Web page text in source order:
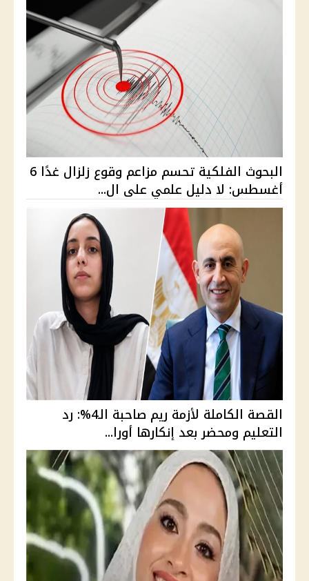
البحوث الفلكية تحسم مزاعم وقوع زلزال غدًا 6
أغسطس: لا دليل علمي على ال...
القصة الكاملة لأزمة ريم صاحبة الـ4%: رد
التعليم ومحضر بعد إنكارها أورا...